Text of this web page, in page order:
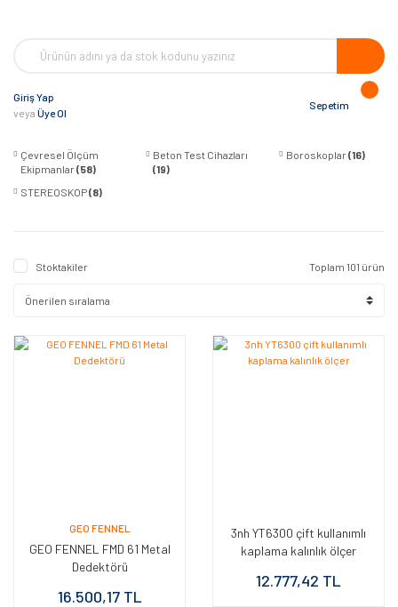
Giriş Yap
veya Üye Ol
Sepetim
Çevresel Ölçüm
Ekipmanlar(58)
Beton Test Cihazları
(19)
Boroskoplar(16)
STEREOSKOP(8)
Stoktakiler Toplam 101 ürün
GEO FENNEL
GEO FENNEL FMD 61 Metal
Dedektörü
16.500,17 TL
3nh YT6300 çift kullanımlı
kaplama kalınlık ölçer
12.777,42 TL